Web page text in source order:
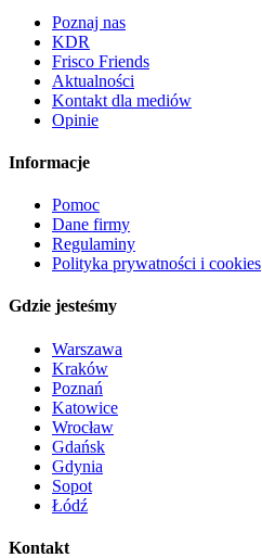
Poznaj nas
KDR
Frisco Friends
Aktualności
Kontakt dla mediów
Opinie
Informacje
Pomoc
Dane firmy
Regulaminy
Polityka prywatności i cookies
Gdzie jesteśmy
Warszawa
Kraków
Poznań
Katowice
Wrocław
Gdańsk
Gdynia
Sopot
Łódź
Kontakt